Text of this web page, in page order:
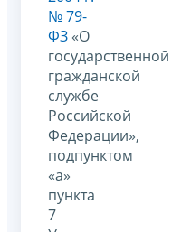
№ 79-
ФЗ «О
государственной
гражданской
службе
Российской
Федерации»,
подпунктом
«а»
пункта
7